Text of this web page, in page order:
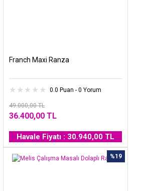
Franch Maxi Ranza
0.0 Puan - 0 Yorum
49.000,00 TL
36.400,00 TL
Havale Fiyatı : 30.940,00 TL
%19